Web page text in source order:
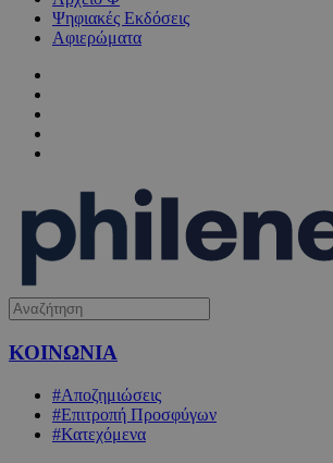
Ψηφιακές Εκδόσεις
Αφιερώματα
ΚΟΙΝΩΝΙΑ
#Αποζημιώσεις
#Επιτροπή Προσφύγων
#Κατεχόμενα